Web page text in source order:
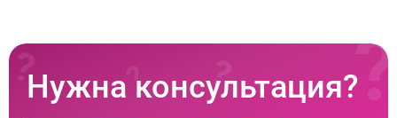
Нужна консультация?